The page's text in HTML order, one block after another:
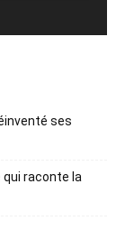
ses
qui raconte la